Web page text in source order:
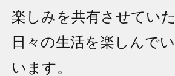
楽しみを共有させてい
日々の生活を楽しんで
います。